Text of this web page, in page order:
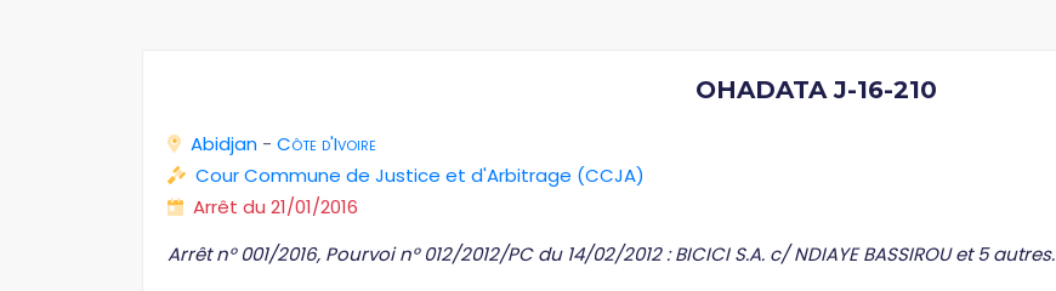
OHADATA J-16-210
Abidjan - Côte d'Ivoire
Cour Commune de Justice et d'Arbitrage (CCJA)
Arrêt du 21/01/2016
Arrêt n° 001/2016, Pourvoi n° 012/2012/PC du 14/02/2012 : BICICI S.A. c/ NDIAYE BASSIROU et 5 autres.